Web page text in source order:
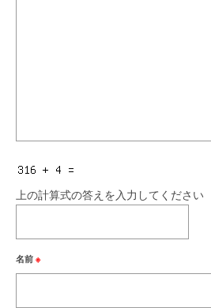
上の計算式の答えを入力してください
名前 ※